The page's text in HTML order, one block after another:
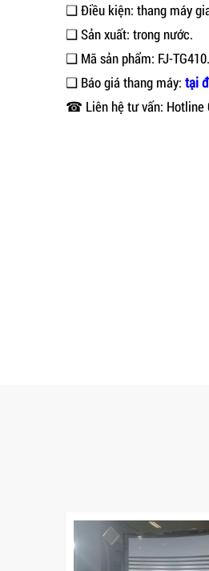
❑ Điều kiện: thang máy
❑ Sản xuất: trong nước.
❑ Mã sản phẩm: FJ-TG410.
❑ Báo giá thang máy: tại
☎ Liên hệ tư vấn: Hotline